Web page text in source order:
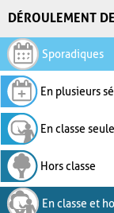
DÉROULEMENT
Sporadiques
En plusieurs
En classe
Hors classe
En classe et